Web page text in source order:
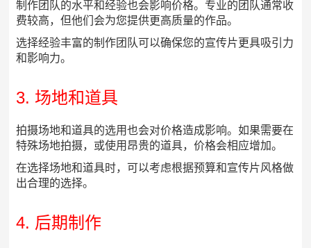
制作团队的水平和经验也会影响价格。专业的团队通常收
费较高，但他们会为您提供更高质量的作品。
选择经验丰富的制作团队可以确保您的宣传片更具吸引力
和影响力。
3. 场地和道具
拍摄场地和道具的选用也会对价格造成影响。如果需要在
特殊场地拍摄，或使用昂贵的道具，价格会相应增加。
在选择场地和道具时，可以考虑根据预算和宣传片风格做
出合理的选择。
4. 后期制作